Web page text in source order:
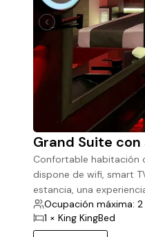
Grand Suite con
Confortable habitación
dispone de wifi, smart
estancia, una
Ocupación máxima:
1 × King KingBed